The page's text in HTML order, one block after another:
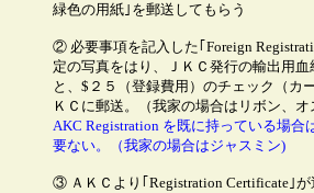
緑色の用紙｣を郵送してもらう
② 必要事項を記入した｢Foreign
定の写真をはり、ＪＫＣ発行の輸出用血
と、$２５（登録費用）のチェック（カ
ＫＣに郵送。（我家の場合はリボン、オ
AKC Registration を既に持っている場合
要ない。（我家の場合はジャスミン)
③ ＡＫＣより｢Registration Certificate｣